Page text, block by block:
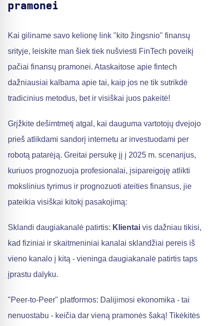
pramonei
Kai giliname savo kelionę link "kito žingsnio" finansų
srityje, leiskite man šiek tiek nušviesti FinTech poveikį
pačiai finansų pramonei. Ataskaitose apie fintech
dažniausiai kalbama apie tai, kaip jos ne tik sutrikdė
tradicinius metodus, bet ir visiškai juos pakeitė!
Grįžkite dešimtmetį atgal, kai dauguma vartotojų dvejojo
prieš atlikdami sandorį internetu ar investuodami per
robotą patarėją. Greitai persukę jį į 2025 m. scenarijus,
kuriuos prognozuoja profesionalai, įsipareigoję atlikti
mokslinius tyrimus ir prognozuoti ateities finansus, jie
pateikia visiškai kitokį pasakojimą:
Sklandi daugiakanalė patirtis: Klientai vis dažniau tikisi,
kad fiziniai ir skaitmeniniai kanalai sklandžiai pereis iš
vieno kanalo į kitą - vieninga daugiakanalė patirtis taps
įprastu dalyku.
"Peer-to-Peer" platformos: Dalijimosi ekonomika - tai
nenuostabu - keičia dar vieną pramonės šaką! Tikėkitės